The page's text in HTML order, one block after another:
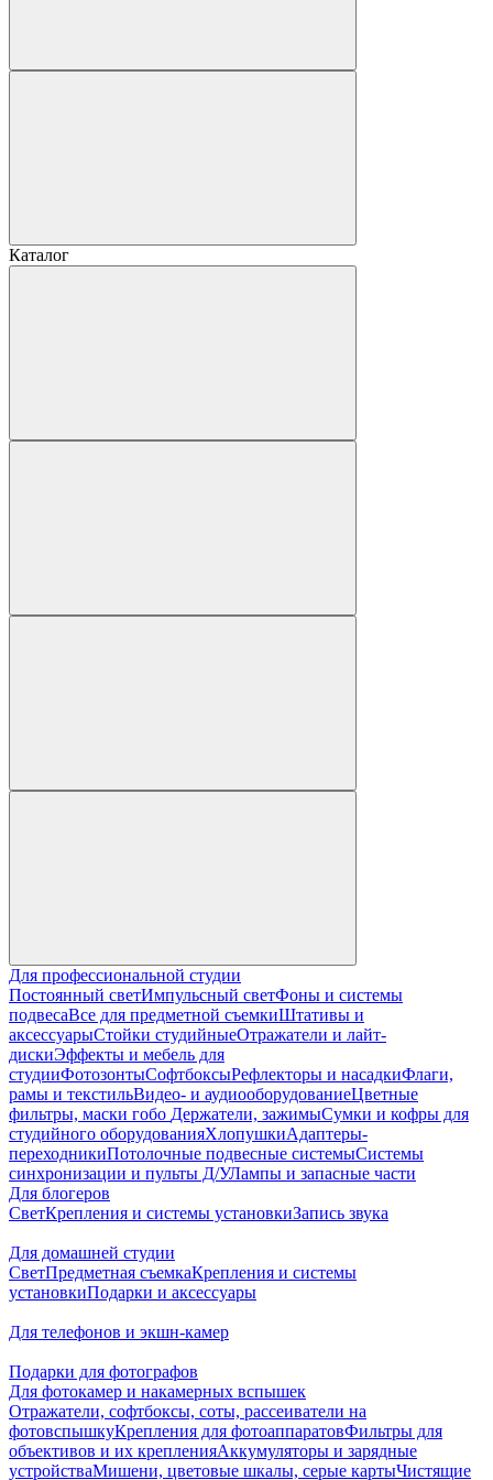
Каталог
Для профессиональной студии
Постоянный светИмпульсный светФоны и системы
подвесаВсе для предметной съемкиШтативы и
аксессуарыСтойки студийныеОтражатели и лайт-
дискиЭффекты и мебель для
студииФотозонтыСофтбоксыРефлекторы и насадкиФлаги,
рамы и текстильВидео- и аудиооборудованиеЦветные
фильтры, маски гобо Держатели, зажимыСумки и кофры для
студийного оборудованияХлопушкиАдаптеры-
переходникиПотолочные подвесные системыСистемы
синхронизации и пульты Д/УЛампы и запасные части
Для блогеров
СветКрепления и системы установкиЗапись звука
Для домашней студии
СветПредметная съемкаКрепления и системы
установкиПодарки и аксессуары
Для телефонов и экшн-камер
Подарки для фотографов
Для фотокамер и накамерных вспышек
Отражатели, софтбоксы, соты, рассеиватели на
фотовспышкуКрепления для фотоаппаратовФильтры для
объективов и их крепленияАккумуляторы и зарядные
устройстваМишени, цветовые шкалы, серые картыЧистящие